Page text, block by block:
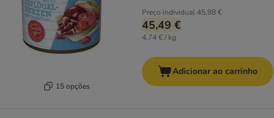
15 opções
Preço individual45,98 €
45,49 €
4,74 € / kg
Adicionar ao carrinho